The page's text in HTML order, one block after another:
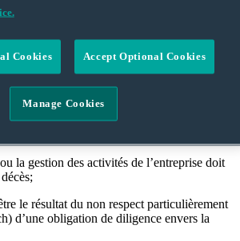
la culpabilité
commise par un dirigeant pour entraîner la
société. La nouvelle infraction dite de «
» (ou de « corporate homicide » en
critère par celui d’une mauvaise gestion
entraîné des conséquences mortelles. Afin
de la société trois conditions sont
la gestion des activités de l’entreprise doit
le résultat du non respect particulièrement
d’une obligation de diligence envers la
Cookies Accept Optional Cookies
Manage Cookies